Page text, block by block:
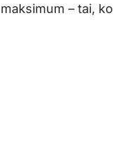
– tai,